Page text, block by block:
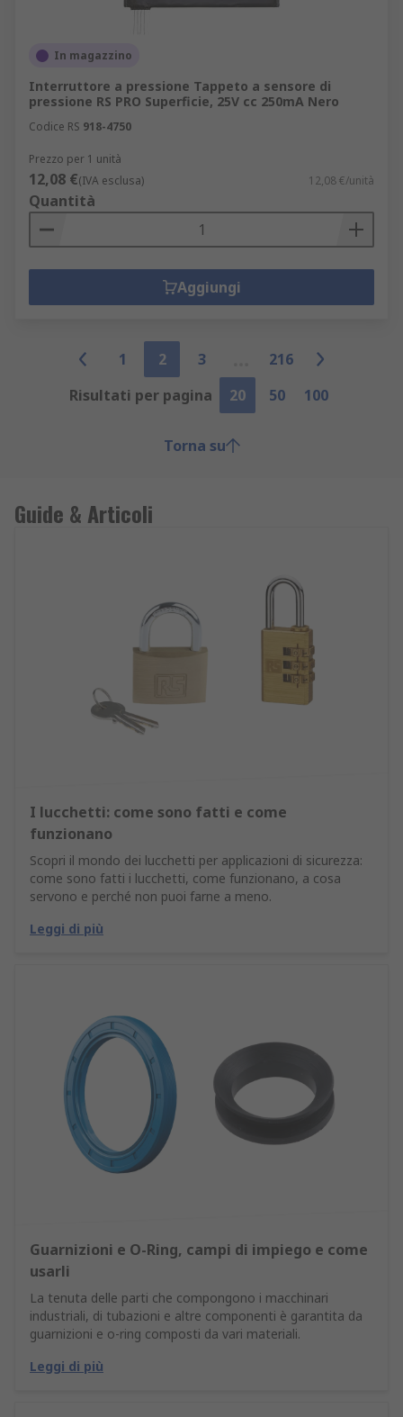
In magazzino
Interruttore a pressione Tappeto a sensore di
pressione RS PRO Superficie, 25V cc 250mA Nero
Codice RS 918-4750
Prezzo per 1 unità
12,08 €(IVA esclusa) 12,08 €/unità
Quantità
Aggiungi
1 2 3
216
Risultati per pagina
20 50 100
Torna su
Guide & Articoli
I lucchetti: come sono fatti e come
funzionano
Scopri il mondo dei lucchetti per applicazioni di sicurezza:
come sono fatti i lucchetti, come funzionano, a cosa
servono e perché non puoi farne a meno.
Leggi di più
Guarnizioni e O-Ring, campi di impiego e come
usarli
La tenuta delle parti che compongono i macchinari
industriali, di tubazioni e altre componenti è garantita da
guarnizioni e o-ring composti da vari materiali.
Leggi di più